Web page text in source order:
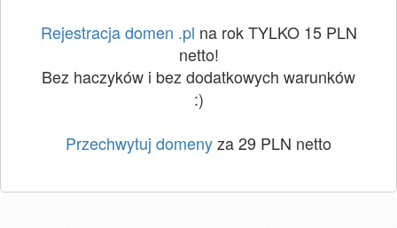
Rejestracja domen .pl na rok TYLKO 15 PLN
netto!
Bez haczyków i bez dodatkowych warunków
:)
Przechwytuj domenyza 29 PLN netto